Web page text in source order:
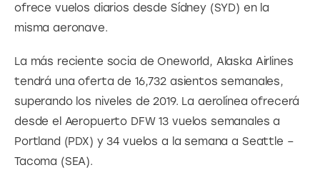
ofrece vuelos diarios desde Sídney (SYD) en la
misma aeronave.
La más reciente socia de Oneworld, Alaska Airlines
tendrá una oferta de 16,732 asientos semanales,
superando los niveles de 2019. La aerolínea ofrecerá
desde el Aeropuerto DFW 13 vuelos semanales a
Portland (PDX) y 34 vuelos a la semana a Seattle –
Tacoma (SEA).